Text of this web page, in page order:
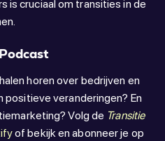
is cruciaal om transities in de
horen over bedrijven en
positieve veranderingen? En
Volg de Transitie
of bekijk en abonneer je op